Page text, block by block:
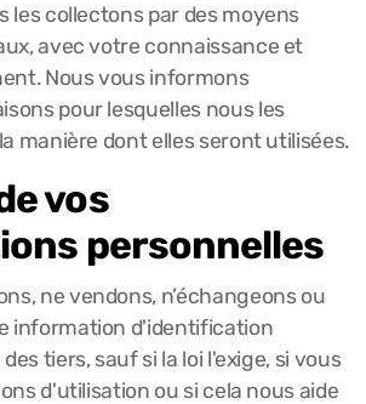
les collectons par des moyens
avec votre connaissance et
Nous vous informons
pour lesquelles nous les
manière dont elles seront utilisées.
vos
personnelles
ne vendons, n’échangeons ou
information d'identification
tiers, sauf si la loi l'exige, si vous
d'utilisation ou si cela nous aide